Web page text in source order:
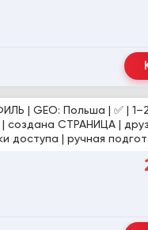
| GEO: Польша | ✅ |
СТРАНИЦА |
доступа | ручная